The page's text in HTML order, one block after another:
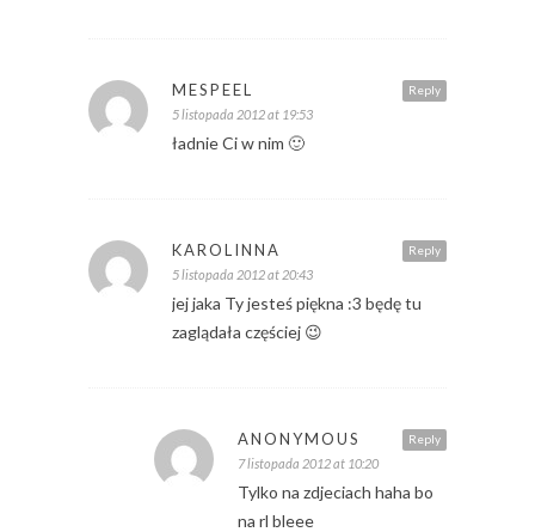
Reply
MESPEEL
5 listopada 2012 at 19:53
ładnie Ci w nim 🙂
Reply
KAROLINNA
5 listopada 2012 at 20:43
jej jaka Ty jesteś piękna :3 będę tu
zaglądała częściej 😉
Reply
ANONYMOUS
7 listopada 2012 at 10:20
Tylko na zdjeciach haha bo
na rl bleee